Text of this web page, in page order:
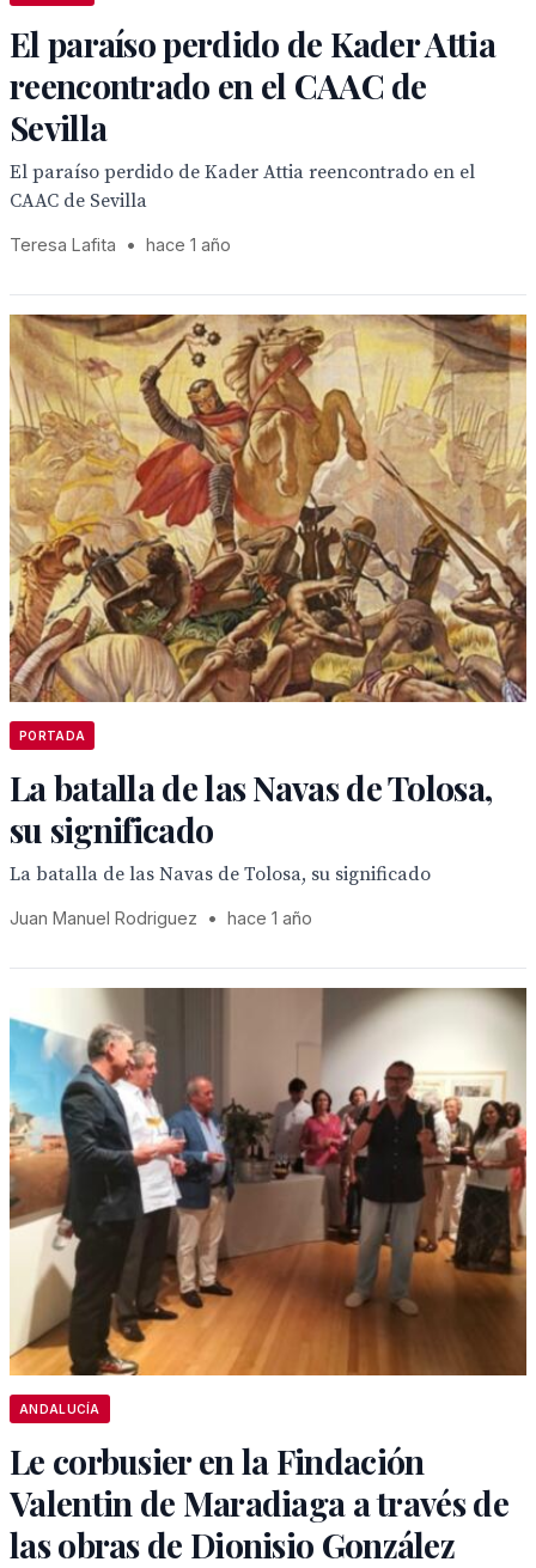
El paraíso perdido de Kader Attia
reencontrado en el CAAC de
Sevilla
El paraíso perdido de Kader Attia reencontrado en el
CAAC de Sevilla
Teresa Lafita • hace 1 año
PORTADA
La batalla de las Navas de Tolosa,
su significado
La batalla de las Navas de Tolosa, su significado
Juan Manuel Rodriguez • hace 1 año
ANDALUCÍA
Le corbusier en la Findación
Valentin de Maradiaga a través de
las obras de Dionisio González